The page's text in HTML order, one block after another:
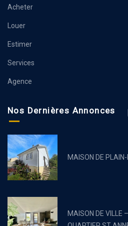
Acheter
Louer
Estimer
Services
Agence
Nos Dernières Annonces
MAISON DE
MAISON DE VILLE